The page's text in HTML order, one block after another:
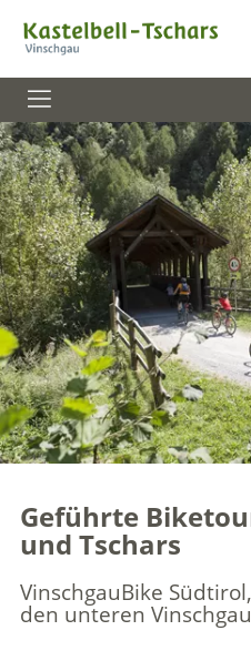
Geführte
und Tschars
VinschgauBike
den unteren Vinschgau